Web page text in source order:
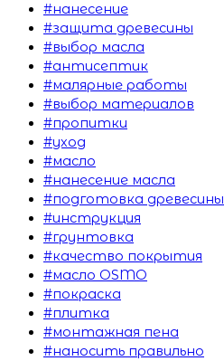
#нанесение
#защита древесины
#выбор масла
#антисептик
#малярные работы
#выбор материалов
#пропитки
#уход
#масло
#нанесение масла
#подготовка древесины
#инструкция
#грунтовка
#качество покрытия
#масло OSMO
#покраска
#плитка
#монтажная пена
#наносить правильно